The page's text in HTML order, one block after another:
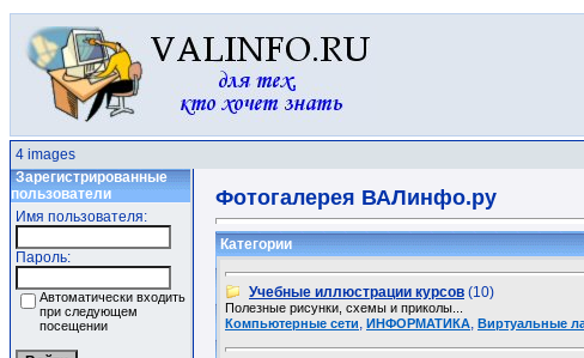
4 images
Зарегистрированные
пользователи
Имя пользователя:
Пароль:
Автоматически входить
при следующем
посещении
Фотогалерея ВАЛинфо.ру
Категории
Учебные иллюстрации курсов (10)
Полезные рисунки, схемы и приколы...
Компьютерные сети, ИНФОРМАТИКА, Виртуальные